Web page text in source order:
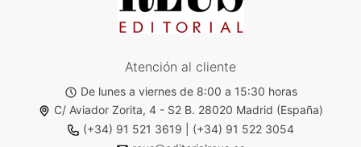
Atención al cliente
De lunes a viernes de 8:00 a 15:30 horas
C/ Aviador Zorita, 4 - S2 B. 28020 Madrid (España)
(+34) 91 521 3619
(+34) 91 522 3054